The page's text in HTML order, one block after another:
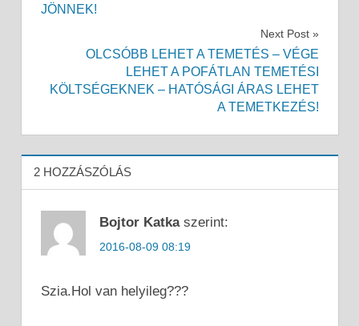
JÖNNEK!
Next Post
OLCSÓBB LEHET A TEMETÉS – VÉGE
LEHET A POFÁTLAN TEMETÉSI
KÖLTSÉGEKNEK – HATÓSÁGI ÁRAS LEHET
A TEMETKEZÉS!
2 HOZZÁSZÓLÁS
Bojtor Katka szerint:
2016-08-09 08:19
Szia.Hol van helyileg???